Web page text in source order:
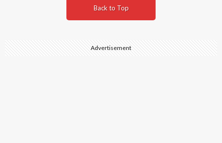
Back to Top
Advertisement